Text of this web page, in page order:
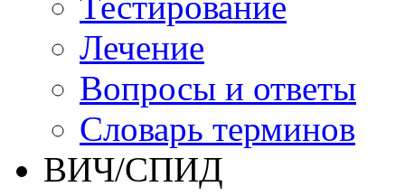
Лечение
Вопросы и ответы
Словарь терминов
ВИЧ/СПИД